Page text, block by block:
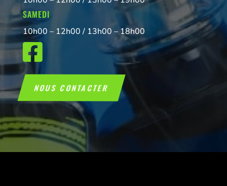
SAMEDI
10h00 – 12h00 / 13h00 – 18h00

NOUS CONTACTER